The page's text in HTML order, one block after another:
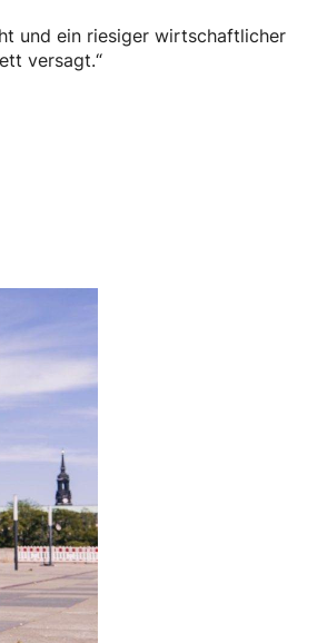
und ein riesiger wirtschaftlicher
versagt.“